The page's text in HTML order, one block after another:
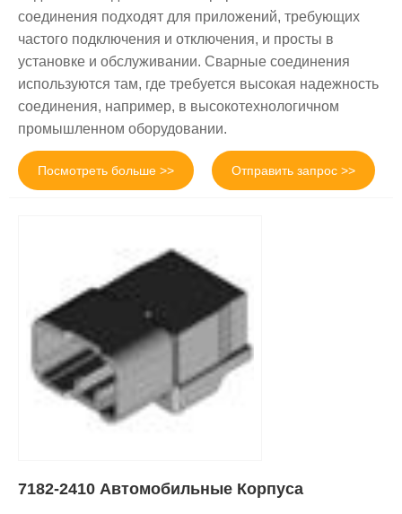
соединения подходят для приложений, требующих
частого подключения и отключения, и просты в
установке и обслуживании. Сварные соединения
используются там, где требуется высокая надежность
соединения, например, в высокотехнологичном
промышленном оборудовании.
Посмотреть больше >> Отправить запрос >>
7182-2410 Автомобильные Корпуса